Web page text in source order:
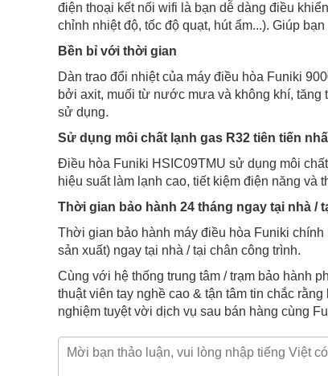
điện thoại kết nối wifi là bạn dễ dàng điều
chỉnh nhiệt độ, tốc độ quạt, hút ẩm...). Giúp
Bền bỉ với thời gian
Dàn trao đổi nhiệt của máy điều hòa Funiki
bởi axit, muối từ nước mưa và không khí, tăng
sử dụng.
Sử dụng môi chất lạnh gas R32 tiên tiến
Điều hòa Funiki HSIC09TMU sử dụng môi
hiệu suất làm lạnh cao, tiết kiệm điện năng và
Thời gian bảo hành 24 tháng ngay tại nhà /
Thời gian bảo hành máy điều hòa Funiki
sản xuất) ngay tại nhà / tại chân công trình.
Cùng với hệ thống trung tâm / trạm bảo hành
thuật viên tay nghề cao & tận tâm tin chắc
nghiệm tuyệt vời dịch vụ sau bán hàng cùng